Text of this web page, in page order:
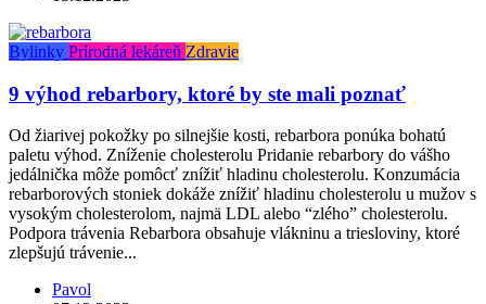
Bylinky Prírodná lekáreň Zdravie
9 výhod rebarbory, ktoré by ste mali poznať
Od žiarivej pokožky po silnejšie kosti, rebarbora ponúka bohatú
paletu výhod. Zníženie cholesterolu Pridanie rebarbory do vášho
jedálnička môže pomôcť znížiť hladinu cholesterolu. Konzumácia
rebarborových stoniek dokáže znížiť hladinu cholesterolu u mužov s
vysokým cholesterolom, najmä LDL alebo “zlého” cholesterolu.
Podpora trávenia Rebarbora obsahuje vlákninu a triesloviny, ktoré
zlepšujú trávenie...
Pavol